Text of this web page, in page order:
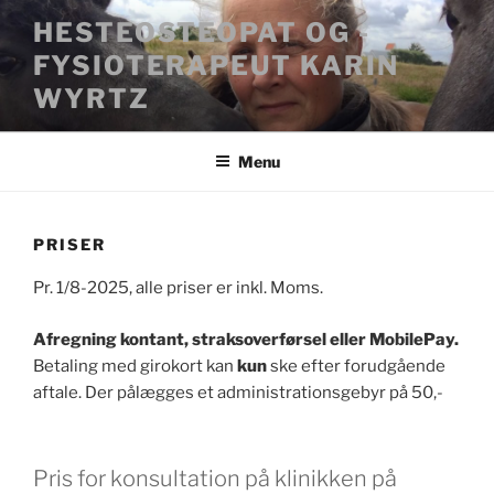
Videre
indhold
HESTEOSTEOPAT OG -
FYSIOTERAPEUT KARIN
WYRTZ
Menu
PRISER
Pr. 1/8-2025, alle priser er inkl. Moms.
Afregning kontant, straksoverførsel eller MobilePay.
Betaling med girokort kan kunske efter forudgående
aftale. Der pålægges et administrationsgebyr på 50,-
Pris for konsultation på klinikken på